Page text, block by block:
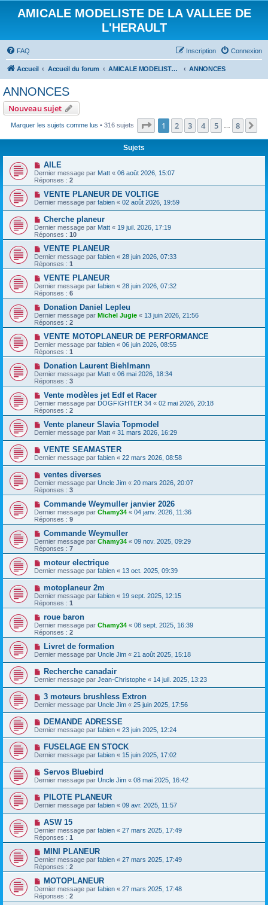
AMICALE MODELISTE DE LA VALLEE DE
L'HERAULT
FAQ Connexion
Inscription
Accueil Accueil du forum AMICALE MODELISTE DE LA VALLEE DE L'HERAULT ANNONCES
ANNONCES
Nouveau sujet
Marquer les sujets comme lus • 316 sujets Page 1sur8
1 2 3 4 5 8
Sujets
AILE
Dernier message par Matt « 06 août 2026, 15:07
Réponses : 2
VENTE PLANEUR DE VOLTIGE
Dernier message par fabien « 02 août 2026, 19:59
Cherche planeur
Dernier message par Matt « 19 juil. 2026, 17:19
Réponses : 10
VENTE PLANEUR
Dernier message par fabien « 28 juin 2026, 07:33
Réponses : 1
VENTE PLANEUR
Dernier message par fabien « 28 juin 2026, 07:32
Réponses : 6
Donation Daniel Lepleu
Dernier message par Michel Jugie « 13 juin 2026, 21:56
Réponses : 2
VENTE MOTOPLANEUR DE PERFORMANCE
Dernier message par fabien « 06 juin 2026, 08:55
Réponses : 1
Donation Laurent Biehlmann
Dernier message par Matt « 06 mai 2026, 18:34
Réponses : 3
Vente modèles jet Edf et Racer
Dernier message par DOGFIGHTER 34 « 02 mai 2026, 20:18
Réponses : 2
Vente planeur Slavia Topmodel
Dernier message par Matt « 31 mars 2026, 16:29
VENTE SEAMASTER
Dernier message par fabien « 22 mars 2026, 08:58
ventes diverses
Dernier message par Uncle Jim « 20 mars 2026, 20:07
Réponses : 3
Commande Weymuller janvier 2026
Dernier message par Chamy34 « 04 janv. 2026, 11:36
Réponses : 9
Commande Weymuller
Dernier message par Chamy34 « 09 nov. 2025, 09:29
Réponses : 7
moteur electrique
Dernier message par fabien « 13 oct. 2025, 09:39
motoplaneur 2m
Dernier message par fabien « 19 sept. 2025, 12:15
Réponses : 1
roue baron
Dernier message par Chamy34 « 08 sept. 2025, 16:39
Réponses : 2
Livret de formation
Dernier message par Uncle Jim « 21 août 2025, 15:18
Recherche canadair
Dernier message par Jean-Christophe « 14 juil. 2025, 13:23
3 moteurs brushless Extron
Dernier message par Uncle Jim « 25 juin 2025, 17:56
DEMANDE ADRESSE
Dernier message par fabien « 23 juin 2025, 12:24
FUSELAGE EN STOCK
Dernier message par fabien « 15 juin 2025, 17:02
Servos Bluebird
Dernier message par Uncle Jim « 08 mai 2025, 16:42
PILOTE PLANEUR
Dernier message par fabien « 09 avr. 2025, 11:57
ASW 15
Dernier message par fabien « 27 mars 2025, 17:49
Réponses : 1
MINI PLANEUR
Dernier message par fabien « 27 mars 2025, 17:49
Réponses : 2
MOTOPLANEUR
Dernier message par fabien « 27 mars 2025, 17:48
Réponses : 2